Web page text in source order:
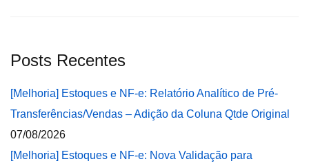
Posts Recentes
[Melhoria] Estoques e NF-e: Relatório Analítico de Pré-
Transferências/Vendas – Adição da Coluna Qtde Original
07/08/2026
[Melhoria] Estoques e NF-e: Nova Validação para